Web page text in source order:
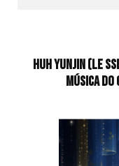
Huh Yunjin (LE
música